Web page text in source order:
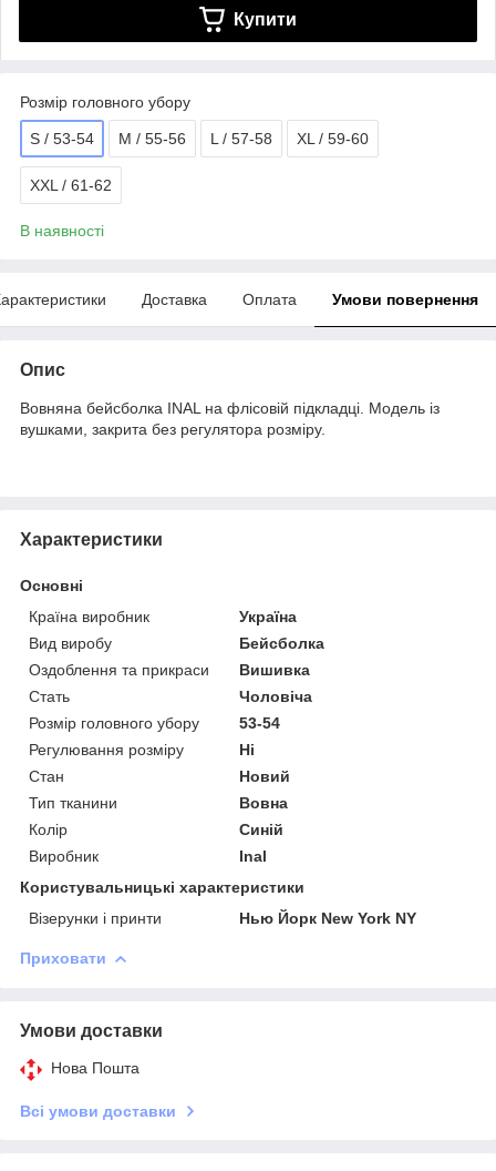
Купити
Розмір головного убору
S / 53-54 M / 55-56 L / 57-58 XL / 59-60
XXL / 61-62
В наявності
Доставка Оплата Умови повернення
Опис
Вовняна бейсболка INAL на флісовій підкладці. Модель із
вушками, закрита без регулятора розміру.
Характеристики
Основні
Країна виробник
Україна
Вид виробу
Бейсболка
Оздоблення та прикраси
Вишивка
Стать
Чоловіча
Розмір головного убору
53-54
Регулювання розміру
Ні
Стан
Новий
Тип тканини
Вовна
Колір
Синій
Виробник
Inal
Користувальницькі характеристики
Візерунки і принти
Нью Йорк New York NY
Приховати
Умови доставки
Нова Пошта
Всі умови доставки